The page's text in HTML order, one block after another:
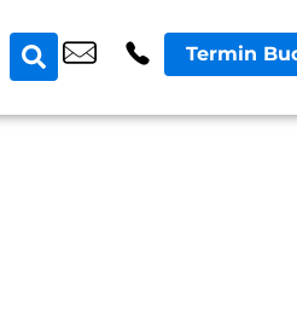
Termin